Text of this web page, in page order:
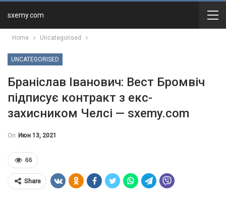
sxemy.com
Home Uncategorised
UNCATEGORISED
Браніслав Іванович: Вест Бромвіч
підписує контракт з екс-
захисником Челсі — sxemy.com
On Июн 13, 2021
66
Share